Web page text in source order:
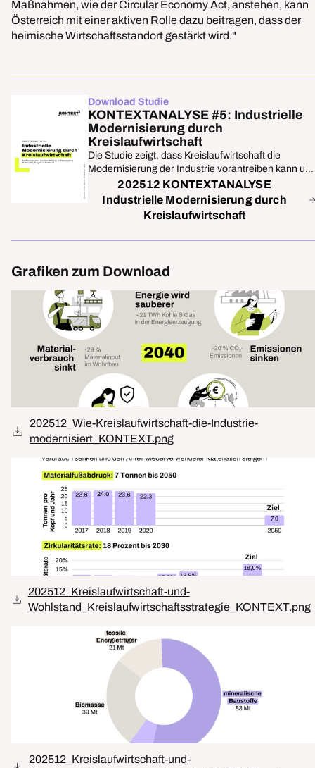
Maßnahmen, wie der Circular Economy Act, anstehen, kann
Österreich mit einer aktiven Rolle dazu beitragen, dass der
heimische Wirtschaftsstandort gestärkt wird."
Download Studie
KONTEXTANALYSE #5: Industrielle
Modernisierung durch
Kreislaufwirtschaft
Die Studie zeigt, dass Kreislaufwirtschaft die
Modernisierung der Industrie vorantreiben kann
Rohstoffe, Emissionen und Energie spart.
202512 KONTEXTANALYSE
Industrielle Modernisierung durch
Kreislaufwirtschaft
Grafiken zum Download
202512_Wie-Kreislaufwirtschaft-die-Industrie-
modernisiert_KONTEXT.png
202512_Kreislaufwirtschaft-und-
Wohlstand_Kreislaufwirtschaftsstrategie_KONTEXT.png
202512_Kreislaufwirtschaft-und-